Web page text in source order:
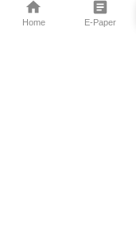
Home E-Paper